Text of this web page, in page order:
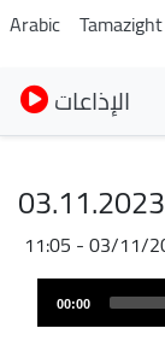
Arabic Tamazight
الإذاعات
03.11.2023
03/11/2023 -
00:00